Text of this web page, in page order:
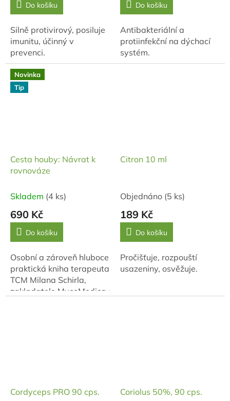
Do košíku
Silně protivirový, posiluje
imunitu, účinný v
prevenci.
Do košíku
Antibakteriální a
protiinfekční na dýchací
systém.
Novinka
Tip
Cesta houby: Návrat k
rovnováze
Skladem (4 ks)
690 Kč
Do košíku
Osobní a zároveň hluboce
praktická kniha terapeuta
TCM Milana Schirla,
zakladatele MycoMedica.cz.
Citron 10 ml
Objednáno (5 ks)
189 Kč
Do košíku
Pročišťuje, rozpouští
usazeniny, osvěžuje.
Cordyceps PRO 90 cps. Coriolus 50%, 90 cps.